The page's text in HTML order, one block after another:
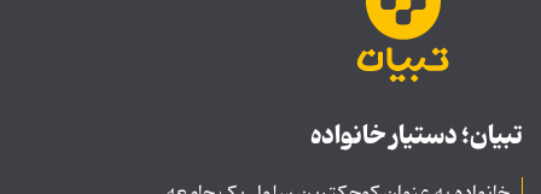
تبیان؛ دستیار خانواده